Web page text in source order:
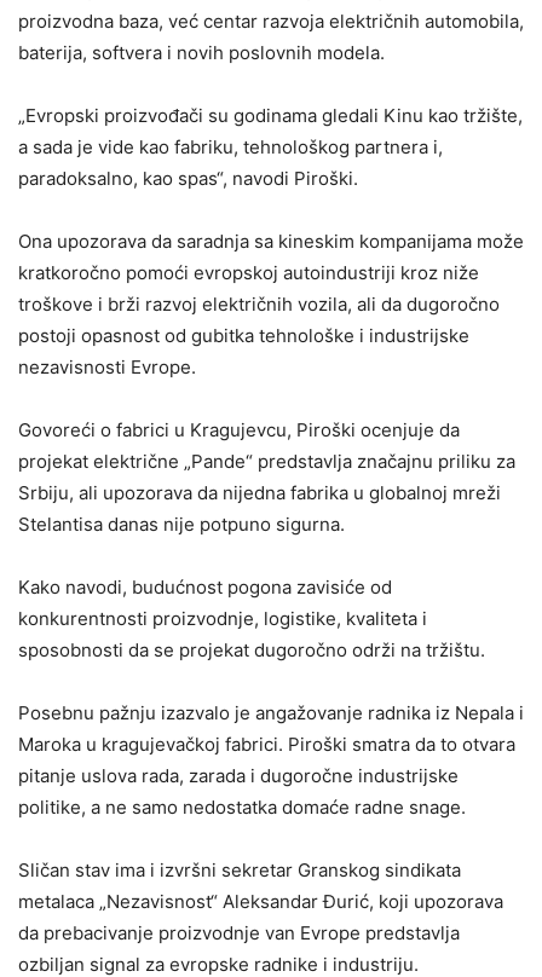
proizvodna baza, već centar razvoja električnih automobila,
baterija, softvera i novih poslovnih modela.
„Evropski proizvođači su godinama gledali Kinu kao tržište,
a sada je vide kao fabriku, tehnološkog partnera i,
paradoksalno, kao spas“, navodi Piroški.
Ona upozorava da saradnja sa kineskim kompanijama može
kratkoročno pomoći evropskoj autoindustriji kroz niže
troškove i brži razvoj električnih vozila, ali da dugoročno
postoji opasnost od gubitka tehnološke i industrijske
nezavisnosti Evrope.
Govoreći o fabrici u Kragujevcu, Piroški ocenjuje da
projekat električne „Pande“ predstavlja značajnu priliku za
Srbiju, ali upozorava da nijedna fabrika u globalnoj mreži
Stelantisa danas nije potpuno sigurna.
Kako navodi, budućnost pogona zavisiće od
konkurentnosti proizvodnje, logistike, kvaliteta i
sposobnosti da se projekat dugoročno održi na tržištu.
Posebnu pažnju izazvalo je angažovanje radnika iz Nepala i
Maroka u kragujevačkoj fabrici. Piroški smatra da to otvara
pitanje uslova rada, zarada i dugoročne industrijske
politike, a ne samo nedostatka domaće radne snage.
Sličan stav ima i izvršni sekretar Granskog sindikata
metalaca „Nezavisnost“ Aleksandar Đurić, koji upozorava
da prebacivanje proizvodnje van Evrope predstavlja
ozbiljan signal za evropske radnike i industriju.